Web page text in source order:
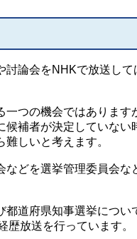
論会をNHKで放送して
つの機会ではあります
補者が決定していない
しいと考えます。
どを選挙管理委員会な
道府県知事選挙につい
歴放送を行っています。